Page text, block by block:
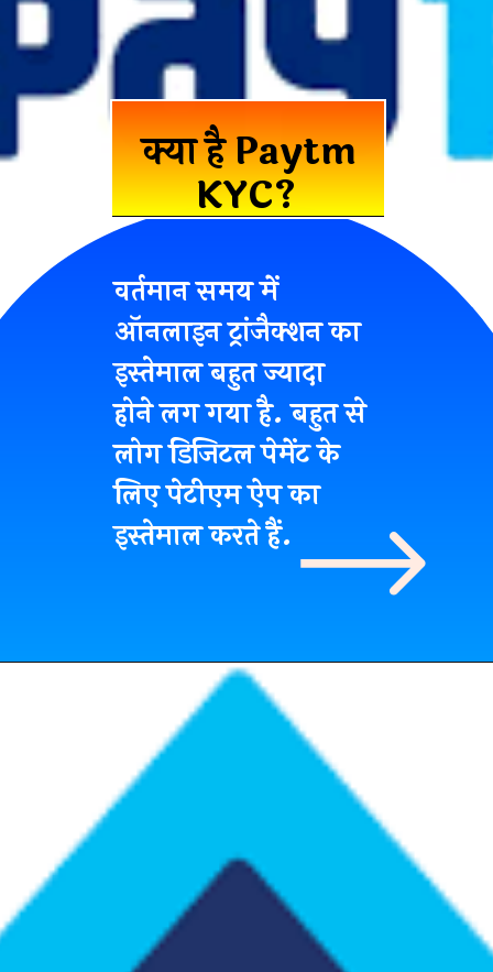
क्या है Paytm
KYC?
वर्तमान समय में
ऑनलाइन ट्रांजैक्शन का
इस्तेमाल बहुत ज्यादा
होने लग गया है. बहुत से
लोग डिजिटल पेमेंट के
लिए पेटीएम ऐप का
इस्तेमाल करते हैं.